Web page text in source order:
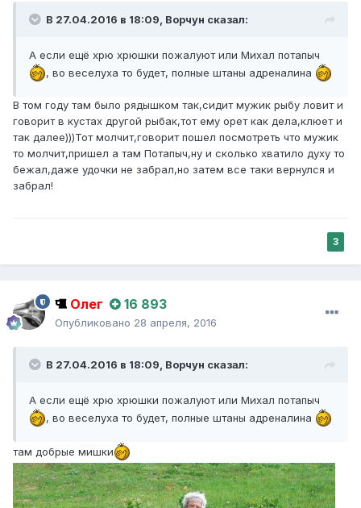
В 27.04.2016 в 18:09, Ворчун сказал:
А если ещё хрю хрюшки пожалуют или Михал потапыч
, во веселуха то будет, полные штаны адреналина
В том году там было рядышком так,сидит мужик рыбу ловит и
говорит в кустах другой рыбак,тот ему орет как дела,клюет и
так далее)))Тот молчит,говорит пошел посмотреть что мужик
то молчит,пришел а там Потапыч,ну и сколько хватило духу то
бежал,даже удочки не забрал,но затем все таки вернулся и
забрал!
3
Олег 16 893
Опубликовано 28 апреля, 2016
В 27.04.2016 в 18:09, Ворчун сказал:
А если ещё хрю хрюшки пожалуют или Михал потапыч
, во веселуха то будет, полные штаны адреналина
там добрые мишки